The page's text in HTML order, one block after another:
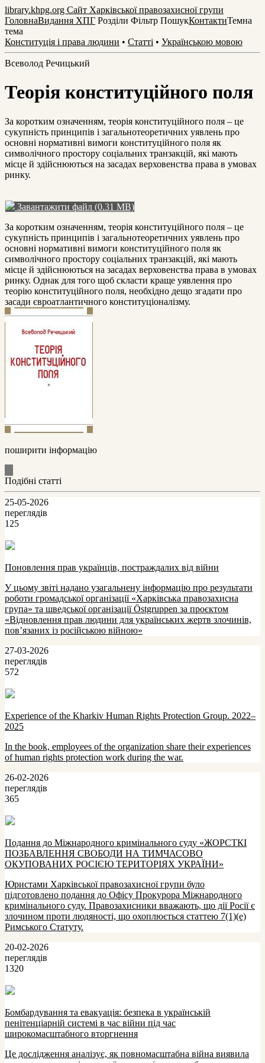
library.khpg.org Сайт Харківської правозахисної групи
ГоловнаВидання ХПГ Розділи Фільтр ПошукКонтактиТемна
тема
Конституція і права людини • Статті • Українською мовою
Всеволод Речицький
Теорія конституційного поля
За коротким означенням, теорія конституційного поля – це
сукупність принципів і загальнотеоретичних уявлень про
основні нормативні вимоги конституційного поля як
символічного простору соціальних транзакцій, які мають
місце й здійснюються на засадах верховенства права в умовах
ринку.
Завантажити файл (0.31 MB)
За коротким означенням, теорія конституційного поля – це
сукупність принципів і загальнотеоретичних уявлень про
основні нормативні вимоги конституційного поля як
символічного простору соціальних транзакцій, які мають
місце й здійснюються на засадах верховенства права в умовах
ринку. Однак для того щоб скласти краще уявлення про
теорію конституційного поля, необхідно дещо згадати про
засади євроатлантичного конституціоналізму.
поширити інформацію
Подібні статті
25-05-2026
переглядів
125
Поновлення прав українців, постраждалих від війни
У цьому звіті надано узагальнену інформацію про результати
роботи громадської організації «Харківська правозахисна
група» та шведської організації Östgruppen за проєктом
«Відновлення прав людини для українських жертв злочинів,
пов’язаних із російською війною»
27-03-2026
переглядів
572
Experience of the Kharkiv Human Rights Protection Group. 2022–
2025
In the book, employees of the organization share their experiences
of human rights protection work during the war.
26-02-2026
переглядів
365
Подання до Міжнародного кримінального суду «ЖОРСТКІ
ПОЗБАВЛЕННЯ СВОБОДИ НА ТИМЧАСОВО
ОКУПОВАНИХ РОСІЄЮ ТЕРИТОРІЯХ УКРАЇНИ»
Юристами Харківської правозахисної групи було
підготовлено подання до Офісу Прокурора Міжнародного
кримінального суду. Правозахисники вважають, що дії Росії є
злочином проти людяності, що охоплюється статтею 7(1)(е)
Римського Статуту.
20-02-2026
переглядів
1320
Бомбардування та евакуація: безпека в українській
пенітенціарній системі в час війни під час
широкомасштабного вторгнення
Це дослідження аналізує, як повномасштабна війна виявила